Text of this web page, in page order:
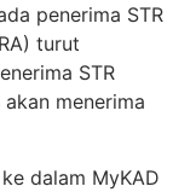
penerima STR
turut
STR
menerima
dalam MyKAD